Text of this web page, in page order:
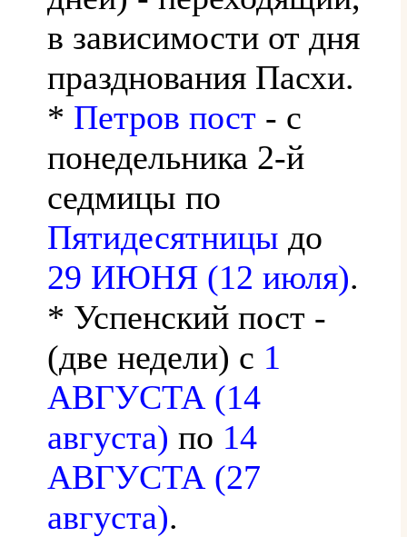
в зависимости от дня
празднования Пасхи.
* Петров пост - с
понедельника 2-й
седмицы по
Пятидесятницы до
29 ИЮНЯ (12 июля).
* Успенский пост -
(две недели) с 1
АВГУСТА (14
августа) по 14
АВГУСТА (27
августа).